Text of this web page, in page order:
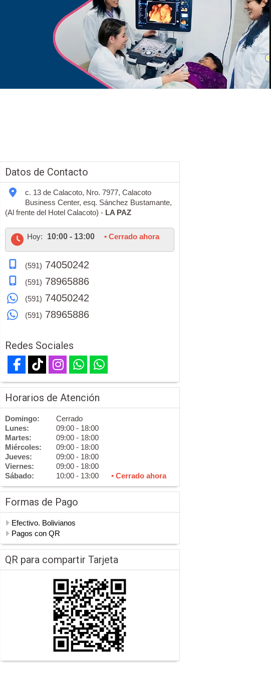
Datos de Contacto
c. 13 de Calacoto, Nro. 7977, Calacoto
Business Center, esq. Sánchez Bustamante,
(Al frente del Hotel Calacoto) - LA PAZ
Hoy: 10:00 - 13:00 • Cerrado ahora
(591) 74050242
(591) 78965886
(591) 74050242
(591) 78965886
Redes Sociales
Horarios de Atención
Domingo:
Cerrado
Lunes:
09:00 - 18:00
Martes:
09:00 - 18:00
Miércoles:
09:00 - 18:00
Jueves:
09:00 - 18:00
Viernes:
09:00 - 18:00
Sábado:
10:00 - 13:00 • Cerrado ahora
Formas de Pago
Efectivo. Bolivianos
Pagos con QR
QR para compartir Tarjeta